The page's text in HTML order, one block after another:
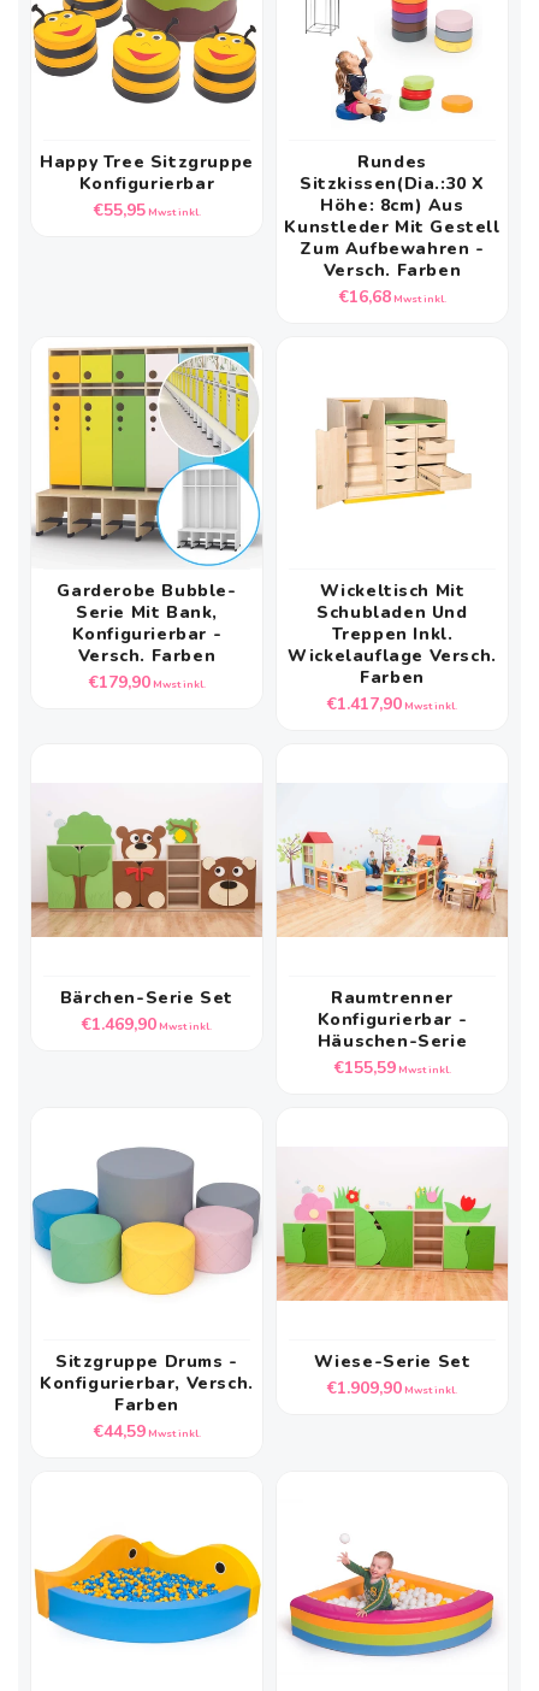
Happy Tree Sitzgruppe
Konfigurierbar
Normaler
€55,95Mwst inkl.
Rundes
Sitzkissen(Dia.:30 X
Höhe: 8cm) Aus
Kunstleder Mit Gestell
Zum Aufbewahren -
Versch. Farben
Normaler
€16,68Mwst inkl.
Garderobe Bubble-
Serie Mit Bank,
Konfigurierbar -
Versch. Farben
Normaler
€179,90Mwst inkl.
Wickeltisch Mit
Schubladen Und
Treppen Inkl.
Wickelauflage Versch.
Farben
Normaler
€1.417,90 Mwst inkl.
Bärchen-Serie Set
Normaler
€1.469,90 Mwst inkl.
Raumtrenner
Konfigurierbar -
Häuschen-Serie
Normaler
€155,59Mwst inkl.
Sitzgruppe Drums -
Konfigurierbar, Versch.
Farben
Normaler
€44,59Mwst inkl.
Wiese-Serie Set
Normaler
€1.909,90 Mwst inkl.